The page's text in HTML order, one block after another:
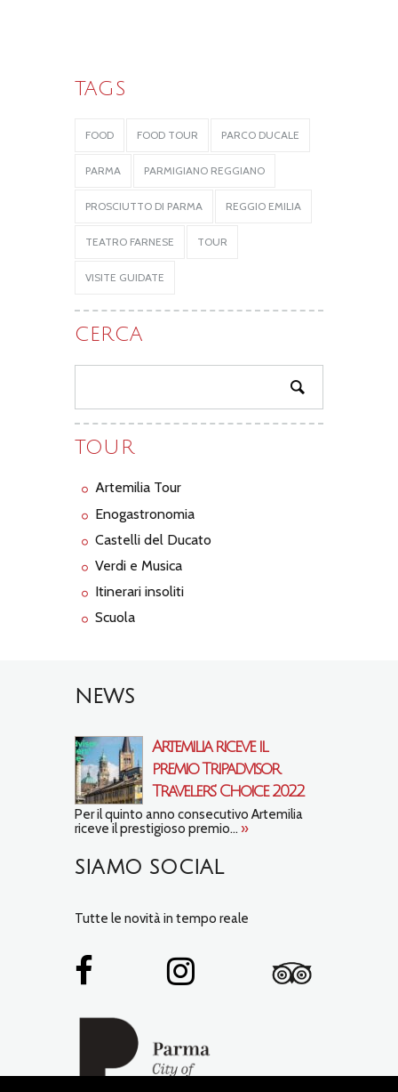
TAGS
FOOD FOOD TOUR PARCO DUCALE
PARMA PARMIGIANO REGGIANO
PROSCIUTTO DI PARMA REGGIO EMILIA
TEATRO FARNESE TOUR
VISITE GUIDATE
CERCA
TOUR
Artemilia Tour
Enogastronomia
Castelli del Ducato
Verdi e Musica
Itinerari insoliti
Scuola
NEWS
Artemilia riceve il
premio Tripadvisor
Travelers’ Choice 2022
Per il quinto anno consecutivo Artemilia
riceve il prestigioso premio... »
SIAMO SOCIAL
Tutte le novità in tempo reale